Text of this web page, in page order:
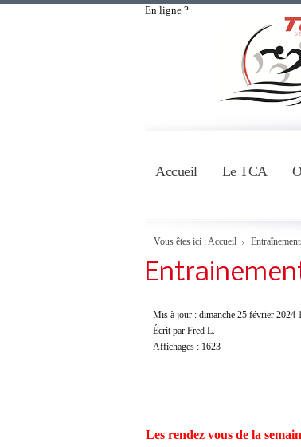
En ligne ?
Accueil Le TCA
Vous êtes ici : Accueil
Mis à jour : dimanche 25 février 2024
Écrit par Fred L.
Affichages : 1623
Les rendez vous de la